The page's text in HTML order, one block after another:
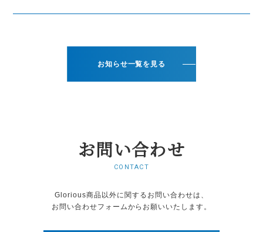
お知らせ一覧を見る
お問い合わせ
CONTACT
Glorious商品以外に関するお問い合わせは、
お問い合わせフォームから お願いいたします。